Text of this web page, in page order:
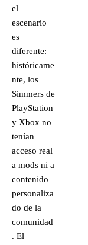
el
escenario
es
diferente:
históricame
nte, los
Simmers de
PlayStation
y Xbox no
tenían
acceso real
a mods ni a
contenido
personaliza
do de la
comunidad
. El